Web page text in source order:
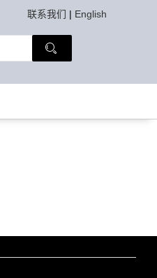
联系我们 | English